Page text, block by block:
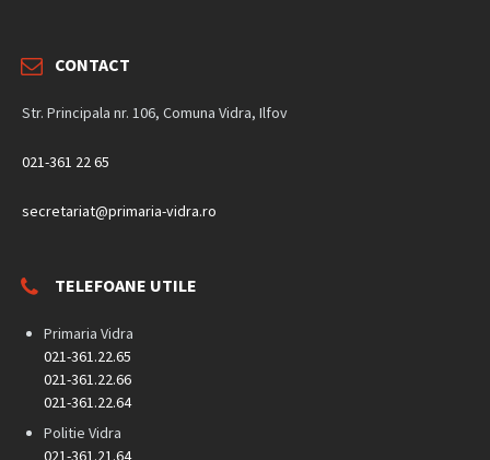
CONTACT
Str. Principala nr. 106, Comuna Vidra, Ilfov
021-361 22 65
secretariat@primaria-vidra.ro
TELEFOANE UTILE
Primaria Vidra
021-361.22.65
021-361.22.66
021-361.22.64
Politie Vidra
021-361.21.64